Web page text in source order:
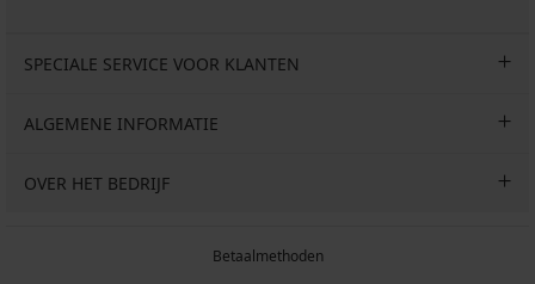
SPECIALE SERVICE VOOR KLANTEN
ALGEMENE INFORMATIE
OVER HET BEDRIJF
Betaalmethoden